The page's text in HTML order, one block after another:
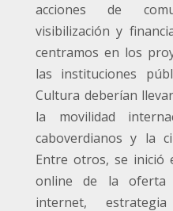
acciones de
visibilización y
centramos en los
las instituciones
Cultura deberían
la movilidad
caboverdianos y la
Entre otros, se inició
online de la
internet,